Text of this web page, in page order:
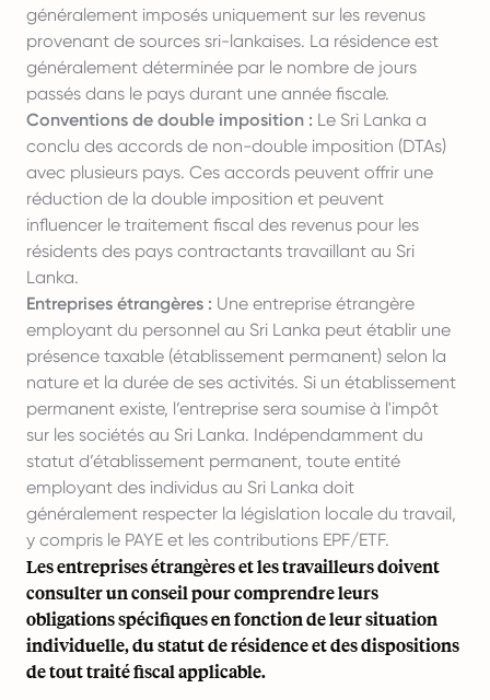
généralement imposés uniquement sur les revenus
provenant de sources sri-lankaises. La résidence est
généralement déterminée par le nombre de jours
passés dans le pays durant une année fiscale.
Conventions de double imposition : Le Sri Lanka a
conclu des accords de non-double imposition (DTAs)
avec plusieurs pays. Ces accords peuvent offrir une
réduction de la double imposition et peuvent
influencer le traitement fiscal des revenus pour les
résidents des pays contractants travaillant au Sri
Lanka.
Entreprises étrangères : Une entreprise étrangère
employant du personnel au Sri Lanka peut établir une
présence taxable (établissement permanent) selon la
nature et la durée de ses activités. Si un établissement
permanent existe, l’entreprise sera soumise à l'impôt
sur les sociétés au Sri Lanka. Indépendamment du
statut d’établissement permanent, toute entité
employant des individus au Sri Lanka doit
généralement respecter la législation locale du travail,
y compris le PAYE et les contributions EPF/ETF.
Les entreprises étrangères et les travailleurs doivent
consulter un conseil pour comprendre leurs
obligations spécifiques en fonction de leur situation
individuelle, du statut de résidence et des dispositions
de tout traité fiscal applicable.